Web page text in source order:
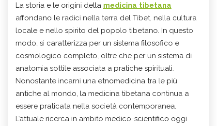
La storia e le origini della medicina tibetana
affondano le radici nella terra del Tibet, nella cultura
locale e nello spirito del popolo tibetano. In questo
modo, si caratterizza per un sistema filosofico e
cosmologico completo, oltre che per un sistema di
anatomia sottile associata a pratiche spirituali.
Nonostante incarni una etnomedicina tra le più
antiche al mondo, la medicina tibetana continua a
essere praticata nella società contemporanea.
L’attuale ricerca in ambito medico-scientifico oggi